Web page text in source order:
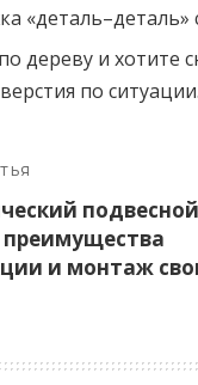
дереву и хотите
по ситуации.
подвесной
преимущества
и монтаж